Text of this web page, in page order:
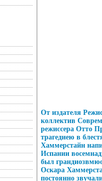
От издателя
коллектив
режиссера Отто
трагедиею в
Хаммерстайн
Испании
был
Оскара
постоянно